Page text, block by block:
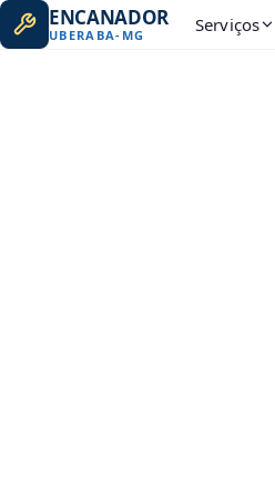
ENCANADOR
UBERABA- MG Serviços